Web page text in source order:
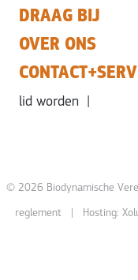
DRAAG BIJ
OVER ONS
lid worden
© 2026 Biodynamische
reglement| Hosting: